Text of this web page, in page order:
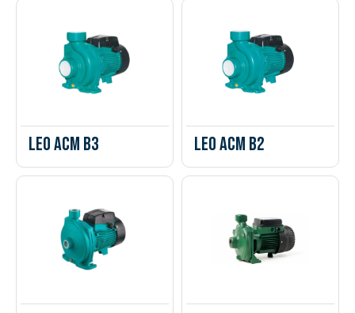
Leo ACM B3 Leo ACM B2